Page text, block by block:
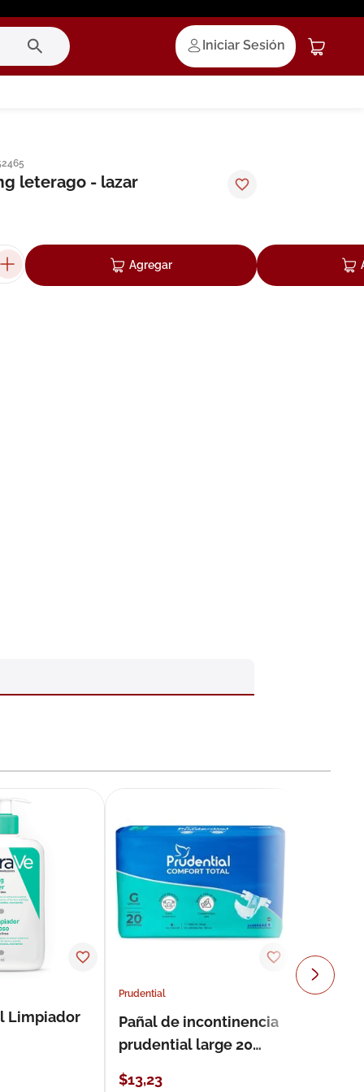
Iniciar Sesión
leterago - lazar
Agregar
Limpiador
Prudential
Pañal de incontinencia
prudential large 20
$13,23